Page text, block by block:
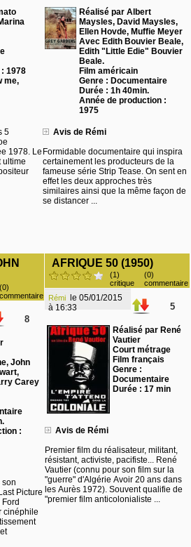
1978
me,
5
1978. Le
ultime
Réalisé par Albert
Maysles, David Maysles,
Ellen Hovde, Muffie Meyer
Avec Edith Bouvier Beale,
Edith "Little Edie" Bouvier
Beale.
Film américain
Genre : Documentaire
Durée : 1h 40min.
Année de production :
1975
Avis de Rémi
Formidable documentaire qui inspira
certainement les producteurs de la
fameuse série Strip Tease. On sent en
effet les deux approches très
similaires ainsi que la même façon de
se distancer ...
(0)
commentaire
8
John
Carey
:
son
Picture
cinéphile
AFRIQUE 50 (1950)
(1)
critique
(0)
commentaire
Rémi
à 16:33
5
Réalisé par René
Vautier
Court métrage
Film français
Genre :
Documentaire
Durée : 17 min
Avis de Rémi
Premier film du réalisateur, militant,
résistant, activiste, pacifiste... René
Vautier (connu pour son film sur la
"guerre" d'Algérie Avoir 20 ans dans
les Aurès 1972). Souvent qualifie de
"premier film anticolonialiste ...